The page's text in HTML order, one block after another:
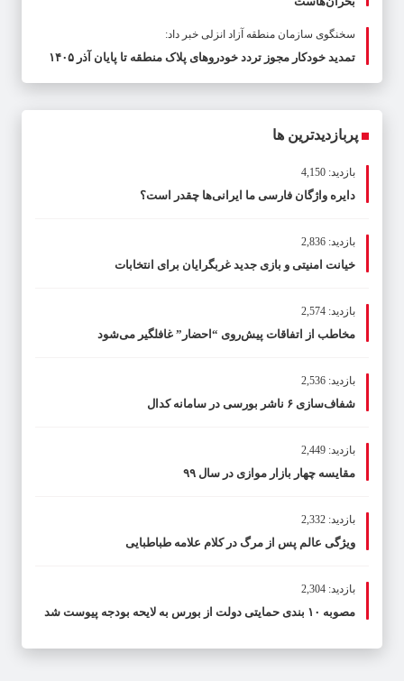
سخنگوی سازمان منطقه آزاد انزلی خبر داد:
تمدید خودکار مجوز تردد خودروهای پلاک منطقه تا پایان آذر ۱۴۰۵
پربازدیدترین ها
بازدید: 4,150
دایره واژگان فارسی ما ایرانی‌ها چقدر است؟
بازدید: 2,836
خیانت امنیتی و بازی جدید غربگرایان برای انتخابات
بازدید: 2,574
مخاطب از اتفاقات پیش‌روی “احضار” غافلگیر می‌شود
بازدید: 2,536
شفاف‌سازی ۶ ناشر بورسی در سامانه کدال
بازدید: 2,449
مقایسه چهار بازار موازی در سال ۹۹
بازدید: 2,332
ویژگی عالم پس از مرگ در کلام علامه طباطبایی
بازدید: 2,304
مصوبه ۱۰ بندی حمایتی دولت از بورس به لایحه بودجه پیوست شد